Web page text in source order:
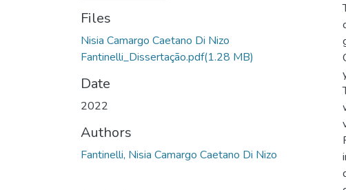
Files
Nisia Camargo Caetano Di Nizo
Fantinelli_Dissertação.pdf(1.28 MB)
Date
2022
Authors
Fantinelli, Nisia Camargo Caetano Di Nizo